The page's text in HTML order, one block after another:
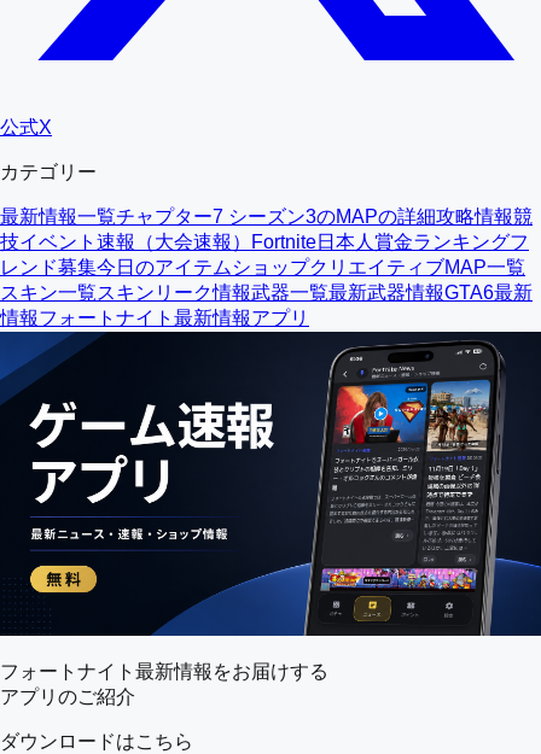
公式X
カテゴリー
最新情報一覧チャプター7 シーズン3のMAPの詳細攻略情報競
技イベント速報（大会速報）
Fortnite日本人賞金ランキングフ
レンド募集今日のアイテムショップクリエイティブMAP一覧
スキン一覧スキンリーク情報武器一覧最新武器情報GTA6最新
情報フォートナイト最新情報アプリ
フォートナイト最新情報をお届けする
アプリのご紹介
ダウンロードはこちら